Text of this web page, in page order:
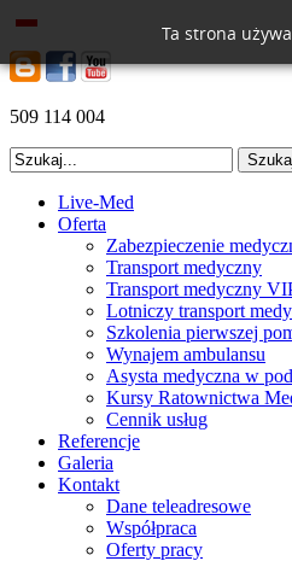
509 114 004
Live-Med
Oferta
Zabezpieczenie
Transport medyczny
Transport medyczny
Lotniczy transport
Szkolenia pierwszej
Wynajem ambulansu
Asysta medyczna w
Kursy Ratownictwa
Cennik usług
Referencje
Galeria
Kontakt
Dane teleadresowe
Współpraca
Oferty pracy
Ta strona